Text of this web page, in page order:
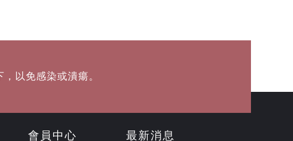
以免感染或潰瘍。
會員中心 最新消息